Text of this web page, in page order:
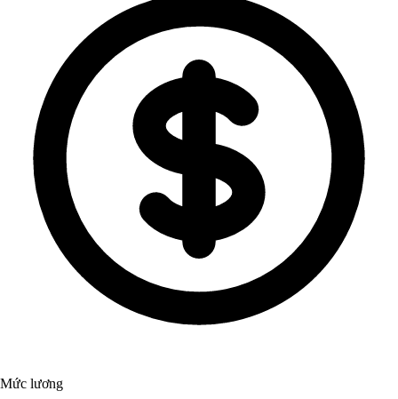
Mức lương